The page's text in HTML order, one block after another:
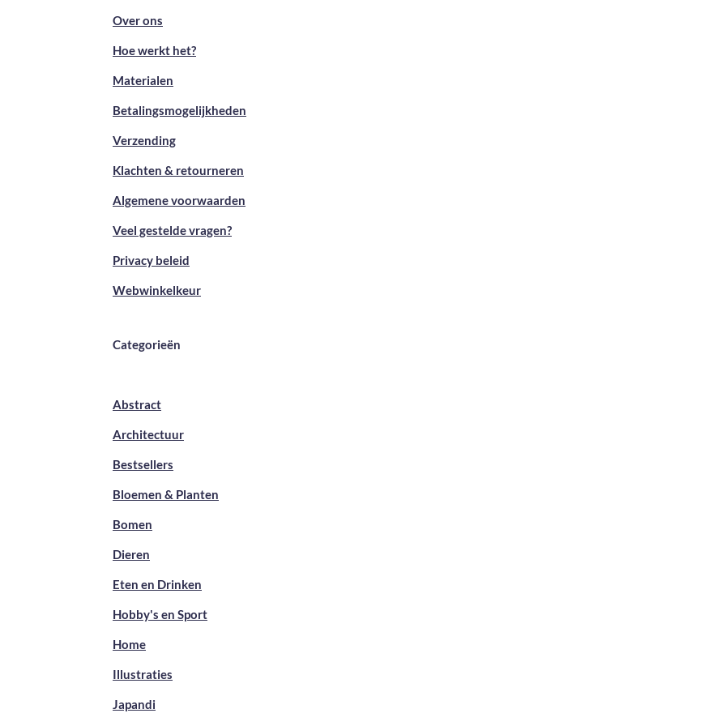
Over ons
Hoe werkt het?
Materialen
Betalingsmogelijkheden
Verzending
Klachten & retourneren
Algemene voorwaarden
Veel gestelde vragen?
Privacy beleid
Webwinkelkeur
Categorieën
Abstract
Architectuur
Bestsellers
Bloemen & Planten
Bomen
Dieren
Eten en Drinken
Hobby's en Sport
Home
Illustraties
Japandi